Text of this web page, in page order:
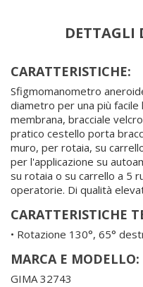
DETTAGLI
CARATTERISTICHE:
Sfigmomanometro
diametro per una più
membrana, bracciale
pratico cestello porta
muro, per rotaia, su
per l'applicazione su
su rotaia o su carrello a 5
operatorie. Di qualità
CARATTERISTICHE
• Rotazione 130°, 65°
MARCA E MODELLO:
GIMA 32743